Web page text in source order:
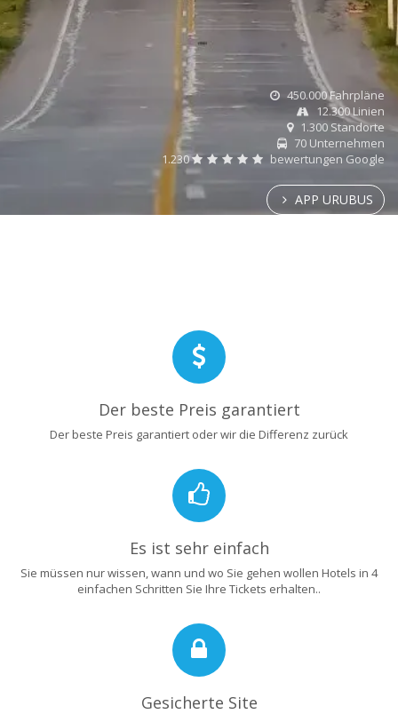
450.000 Fahrpläne
12.300 Linien
1.300 Standorte
70 Unternehmen
1.230
bewertungen Google
APP URUBUS
Der beste Preis garantiert
Der beste Preis garantiert oder wir die Differenz zurück
Es ist sehr einfach
Sie müssen nur wissen, wann und wo Sie gehen wollen Hotels in 4
einfachen Schritten Sie Ihre Tickets erhalten..
Gesicherte Site